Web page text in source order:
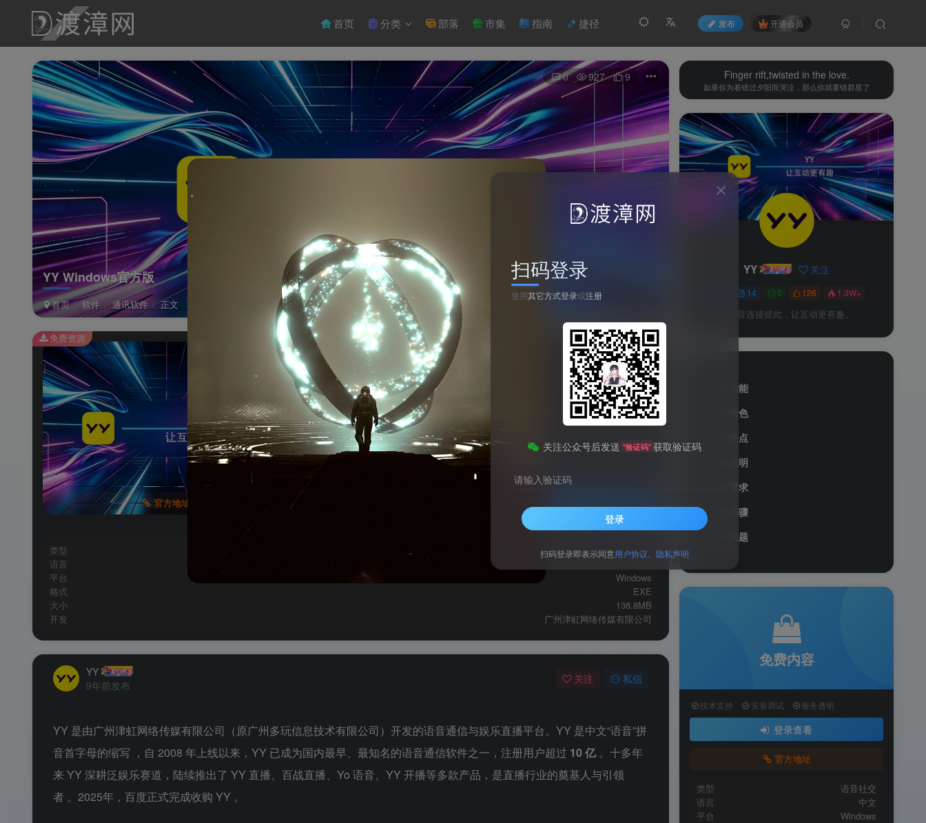
发布 开通会员
首页 分类 部落 市集 指南 捷径
YY Windows官方版
首页 软件 通讯软件 正文
0 927 9
官方地址
YY Windows官方版
此内容为免费资源，请登录后查看
0
技术支持 安装调试
类型
语音社交
语言
平台
Windows
格式
EXE
大小
136.8MB
开发
广州津虹网络传媒有限公司
免费资源
YY
9年前发布
关注 私信
YY 是由广州津虹网络传媒有限公司（原广州多玩信息技术有限公司）开发的语音通信与娱乐直播平台。YY 是中文“语音”拼
音首字母的缩写 ，自 2008 年上线以来，YY 已成为国内最早、最知名的语音通信软件之一，注册用户超过 10 亿。十多年
来 YY 深耕泛娱乐赛道，陆续推出了 YY 直播、百战直播、Yo 语音、YY 开播等多款产品，是直播行业的奠基人与引领
者 。2025年，百度正式完成收购 YY 。
Finger rift,twisted in the love.
如果你为着错过夕阳而哭泣，那么你就要错群星了
YY 关注
14 0 126 1.3W+
用声音连接彼此，让互动更有趣。
软件功能
软件特色
软件亮点
版本说明
系统要求
操作步骤
常见问题
免费内容
技术支持 安装调试 服务透明
登录查看
官方地址
类型
语音社交
语言
中文
平台
Windows
扫码登录
使用其它方式登录或注册
关注公众号后发送 “验证码” 获取验证码
请输入验证码
登录
扫码登录即表示同意用户协议 隐私声明